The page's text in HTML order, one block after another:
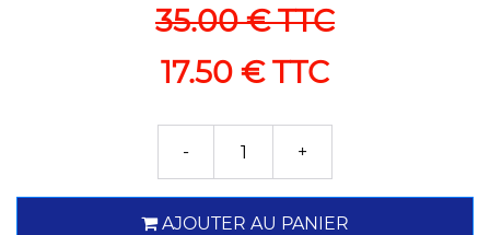
35.00 € TTC
17.50 € TTC
AJOUTER AU PANIER